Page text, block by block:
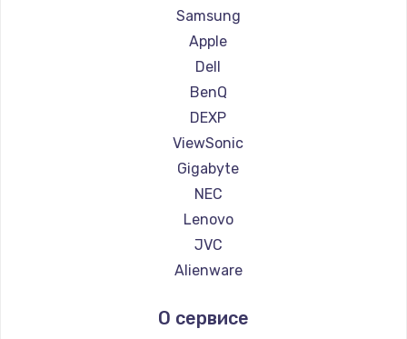
Ремонт мониторов Titan Army
Ремонт мониторов iFFALCON
Ремонт мониторов Dahua
Samsung
Apple
Dell
BenQ
DEXP
ViewSonic
Gigabyte
NEC
Lenovo
JVC
Alienware
Thunderobot
О сервисе